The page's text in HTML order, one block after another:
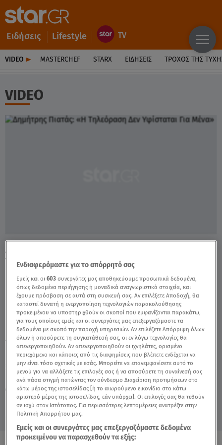
Ειδήσεις Lifestyle
VIDEO MASTERCHEF STARX ΕΙΔΉΣΕΙΣ ΤΡΟΧΌΣ ΤΗΣ
VIDEO
Παρασκευή 7 Αυγούστου 2026
03.10.23, 11:17 CELEBRITIES & GOSSIP ΝΕΑ
Δημήτρης Πιατάς: «Η Τηλεόραση Δεν
Υφίσταται Για Μένα» - Video
TAGS: ΔΗΜΗΤΡΗΣ ΠΙΑΤΑΣ BREAKFAST@STAR
Ενδιαφερόμαστε για το απόρρητό σας
Εμείς και οι603 συνεργάτες μας αποθηκεύουμε προσωπικά δεδομένα,
όπως δεδομένα περιήγησης ή μοναδικά αναγνωριστικά στοιχεία, και
έχουμε πρόσβαση σε αυτά στη συσκευή σας. Αν επιλέξετε Αποδοχή, θα
καταστεί δυνατή η ενεργοποίηση τεχνολογιών παρακολούθησης
προκειμένου να υποστηριχθούν οι σκοποί που εμφανίζονται παρακάτω,
για τους οποίους εμείς και οι συνεργάτες μας επεξεργαζόμαστε τα
δεδομένα με σκοπό την παροχή υπηρεσιών. Αν επιλέξετε Απόρριψη όλων
όλων ή αποσύρετε τη συγκατάθεσή σας, οι εν λόγω τεχνολογίες θα
απενεργοποιηθούν. Αν απενεργοποιηθούν οι ιχνηλάτες, ορισμένο
περιεχόμενο και κάποιες από τις διαφημίσεις που βλέπετε ενδέχεται να
μην είναι τόσο σχετικές με εσάς. Μπορείτε να επανεμφανίσετε αυτό το
μενού για να αλλάξετε τις επιλογές σας ή να αποσύρετε τη συναίνεσή σας
ανά πάσα στιγμή πατώντας τον σύνδεσμο Διαχείριση προτιμήσεων στο
κάτω μέρος της ιστοσελίδας [ή το αιωρούμενο εικονίδιο στο κάτω
αριστερό μέρος της ιστοσελίδας, εάν υπάρχει]. Οι επιλογές σας θα τεθούν
σε ισχύ στον Ιστότοπος. Για περισσότερες λεπτομέρειες ανατρέξτε στην
Πολιτική Απορρήτου μας.
Εμείς και οι συνεργάτες μας επεξεργαζόμαστε δεδομένα
προκειμένου να παρασχεθούν τα εξής: